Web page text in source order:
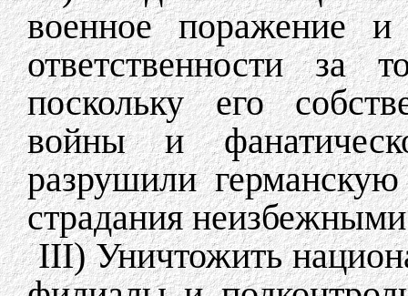
военное поражение
ответственности
поскольку его
войны и
разрушили
страдания
III) Уничтожить